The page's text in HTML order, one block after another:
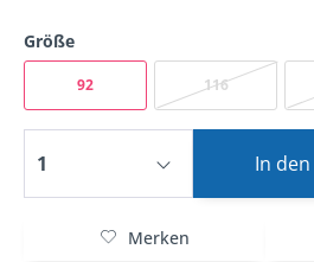
Größe
92 116
In den
Merken